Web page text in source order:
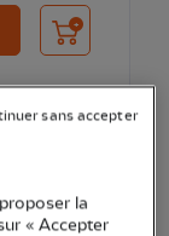
Ajouter au
la
« Accepter
sans accepter